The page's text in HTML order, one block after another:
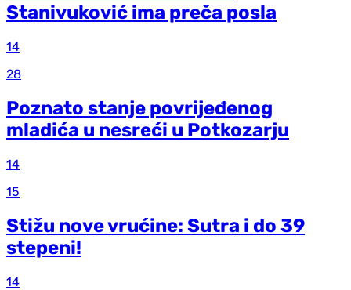
Stanivuković ima preča posla
14
28
Poznato stanje povrijeđenog
mladića u nesreći u Potkozarju
14
15
Stižu nove vrućine: Sutra i do 39
stepeni!
14